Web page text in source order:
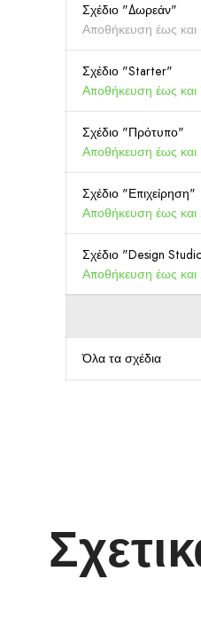
Σχέδιο "Δωρεάν"
Αποθήκευση έως και
Σχέδιο "Starter"
Αποθήκευση έως και
Σχέδιο "Πρότυπο"
Αποθήκευση έως και
Σχέδιο "Επιχείρηση"
Αποθήκευση έως και
Σχέδιο "Design
Αποθήκευση έως και
Όλα τα σχέδια